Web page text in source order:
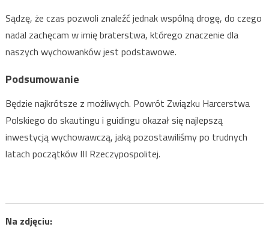
Sądzę, że czas pozwoli znaleźć jednak wspólną drogę, do czego
nadal zachęcam w imię braterstwa, którego znaczenie dla
naszych wychowanków jest podstawowe.
Podsumowanie
Będzie najkrótsze z możliwych. Powrót Związku Harcerstwa
Polskiego do skautingu i guidingu okazał się najlepszą
inwestycją wychowawczą, jaką pozostawiliśmy po trudnych
latach początków III Rzeczypospolitej.
Na zdjęciu: